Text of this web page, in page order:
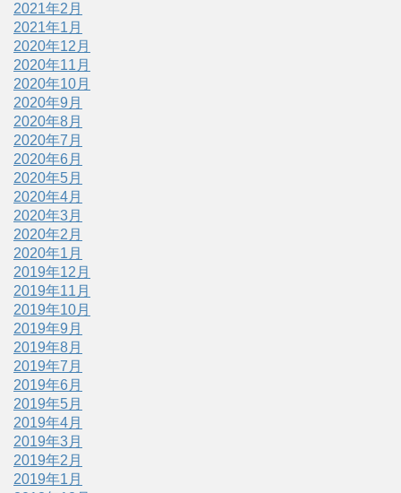
2021年2月
2021年1月
2020年12月
2020年11月
2020年10月
2020年9月
2020年8月
2020年7月
2020年6月
2020年5月
2020年4月
2020年3月
2020年2月
2020年1月
2019年12月
2019年11月
2019年10月
2019年9月
2019年8月
2019年7月
2019年6月
2019年5月
2019年4月
2019年3月
2019年2月
2019年1月